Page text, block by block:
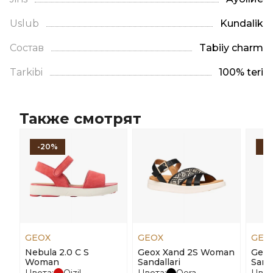
Uslub Kundalik
Состав Tabiiy charm
Tarkibi 100% teri
Также смотрят
-20%
GEOX
Nebula 2.0 C S
Woman
GEOX
Geox Xand 2S Woman
Sandallari